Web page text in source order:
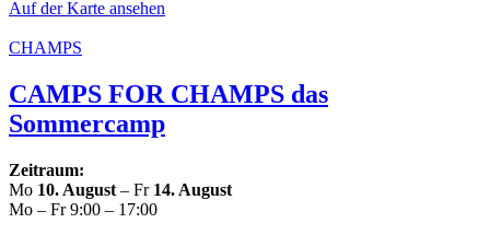
Auf der Karte ansehen
CHAMPS
CAMPS FOR CHAMPS das
Sommercamp
Zeitraum:
Mo 10. August – Fr 14. August
Mo – Fr 9:00 – 17:00